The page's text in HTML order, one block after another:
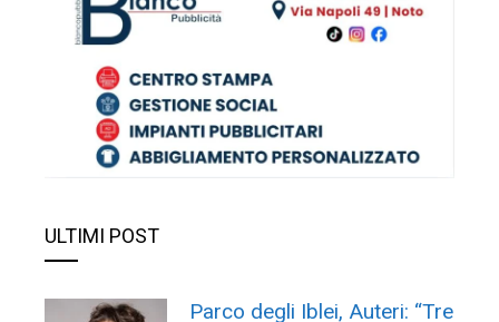
ULTIMI POST
Parco degli Iblei, Auteri: “Tre